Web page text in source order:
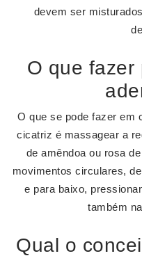
devem ser
O que fazer
O que se pode fazer em
cicatriz é massagear a
de amêndoa ou rosa
movimentos circulares,
e para baixo,
também
Qual o